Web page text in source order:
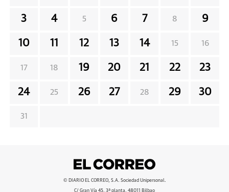
3 4 5 6 7 8 9
10 11 12 13 14 15 16
17 18 19 20 21 22 23
24 25 26 27 28 29 30
31
© DIARIO EL CORREO, S.A. Sociedad Unipersonal.
C/ Gran Vía 45, 3ª planta, 48011 Bilbao